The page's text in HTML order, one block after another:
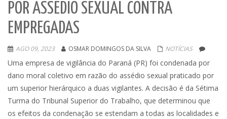
POR ASSÉDIO SEXUAL CONTRA
EMPREGADAS
AGO 09, 2023 OSMAR DOMINGOS DA SILVA NOTÍCIAS
Uma empresa de vigilância do Paraná (PR) foi condenada por
dano moral coletivo em razão do assédio sexual praticado por
um superior hierárquico a duas vigilantes. A decisão é da Sétima
Turma do Tribunal Superior do Trabalho, que determinou que
os efeitos da condenação se estendam a todas as localidades e